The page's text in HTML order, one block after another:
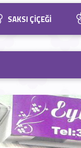
SAKSI ÇIÇEĞI